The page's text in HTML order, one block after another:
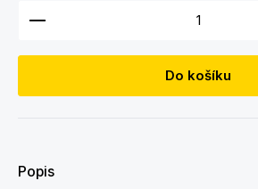
Množství produktu: Zadejte
Do košíku
Popis